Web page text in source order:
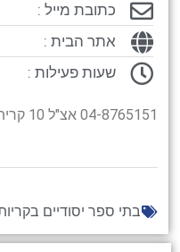
כתובת מייל :
אתר הבית :
שעות פעילות :
04-8765151 אצ"ל 10 קרית ים
בתי ספר יסודיים